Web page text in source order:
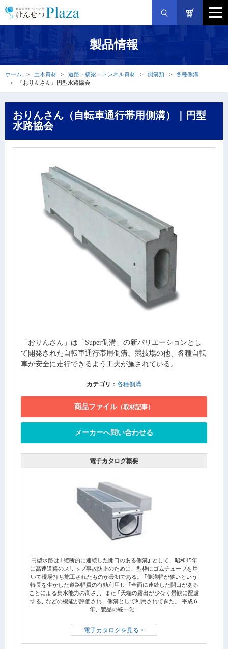
製品情報
ホーム 土木資材 道路・橋梁・トンネル資材 側溝類
各種側溝
『おりんさん』円型水路協会
おりんさん（自転車通行帯用側溝）｜円型
水路協会
「おりんさん」は「Super側溝」の新バリエーションとし
て開発された自転車通行帯用側溝。競技場の他、各種自転
車が安全に走行できるよう工夫が施されている。
カテゴリ ： 各種側溝
商品ファイル（取材記事）
メーカーへ問い合わせる
電子カタログ概要
円型水路は ｢縦断的に連続した開口のある側溝｣ として、昭和45年
に高速道路のスリップ事故防止のために、型枠にゴムチューブを用
いて現場打ち施工されたものが最初である。 ｢側溝幅が狭いという
特長を生かした道路幅員の有効利用｣、｢全面に連続した開口がある
ことによる集水能力の高さ｣、また ｢天端の露出が少なく景観に配慮
する｣ などの機能が評価され、側溝として利用されてきた。 平成６
年、製品の統一化...
電子カタログを見る >